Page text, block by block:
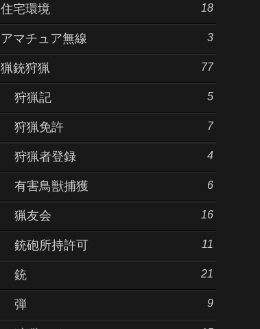
住宅環境 18
アマチュア無線 3
猟銃狩猟 77
狩猟記 5
狩猟免許 7
狩猟者登録 4
有害鳥獣捕獲 6
猟友会 16
銃砲所持許可 11
銃 21
弾 9